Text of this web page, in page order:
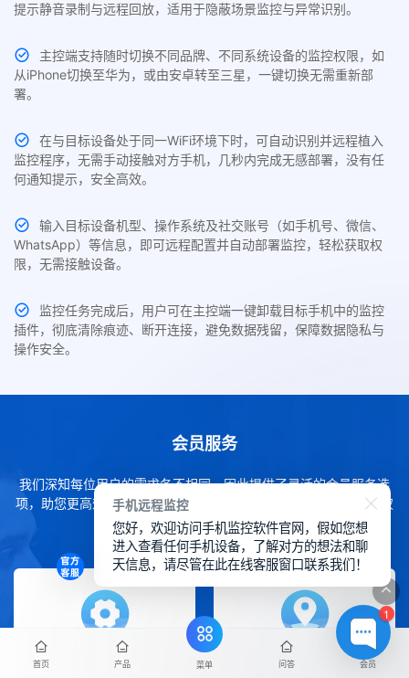
提示静音录制与远程回放，适用于隐蔽场景监控与异常识别。
主控端支持随时切换不同品牌、不同系统设备的监控权限，如
从iPhone切换至华为，或由安卓转至三星，一键切换无需重新部
署。
在与目标设备处于同一WiFi环境下时，可自动识别并远程植入
监控程序，无需手动接触对方手机，几秒内完成无感部署，没有任
何通知提示，安全高效。
输入目标设备机型、操作系统及社交账号（如手机号、微信、
WhatsApp）等信息，即可远程配置并自动部署监控，轻松获取权
限，无需接触设备。
监控任务完成后，用户可在主控端一键卸载目标手机中的监控
插件，彻底清除痕迹、断开连接，避免数据残留，保障数据隐私与
操作安全。
会员服务
我们深知每位用户的需求各不相同，因此提供了灵活的会员服务选
项，助您更高效地使用SpyCall。您可轻松通过下方内容了解各项权
益详情。
免费更新升级 售后技术支持
首页 产品 菜单 问答 会员
1
手机远程监控
您好，欢迎访问手机监控软件官网，假如您想
进入查看任何手机设备，了解对方的想法和聊
天信息，请尽管在此在线客服窗口联系我们！